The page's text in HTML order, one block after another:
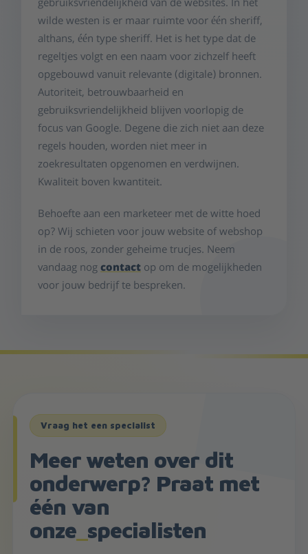
gebruiksvriendelijkheid van de websites. In het
wilde westen is er maar ruimte voor één sheriff,
althans, één type sheriff. Het is het type dat de
regeltjes volgt en een naam voor zichzelf heeft
opgebouwd vanuit relevante (digitale) bronnen.
Autoriteit, betrouwbaarheid en
gebruiksvriendelijkheid blijven voorlopig de
focus van Google. Degene die zich niet aan deze
regels houden, worden niet meer in
zoekresultaten opgenomen en verdwijnen.
Kwaliteit boven kwantiteit.
Behoefte aan een marketeer met de witte hoed
op? Wij schieten voor jouw website of webshop
in de roos, zonder geheime trucjes. Neem
vandaag nogcontactop om de mogelijkheden
voor jouw bedrijf te bespreken.
Vraag het een specialist
Meer weten over dit
onderwerp? Praat met
één van
onze_ specialisten